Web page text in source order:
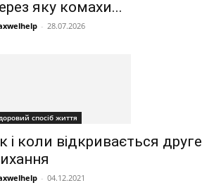
яку комахи...
- 28.07.2026
спосіб життя
і коли відкривається друге
- 04.12.2021